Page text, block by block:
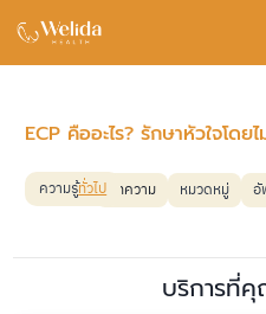
Skip
ECP คืออะไร? รักษาหัวใจโด
ความรู้ทั่วไป บทความ หมวดหมู่ อั
บริการที่